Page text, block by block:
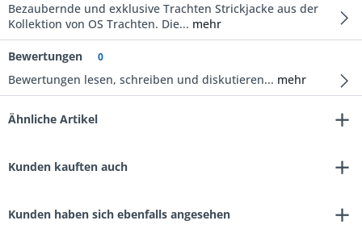
Bezaubernde und exklusive Trachten Strickjacke aus der
Kollektion von OS Trachten. Die... mehr
Bewertungen 0
Bewertungen lesen, schreiben und diskutieren... mehr
Ähnliche Artikel
Kunden kauften auch
Kunden haben sich ebenfalls angesehen